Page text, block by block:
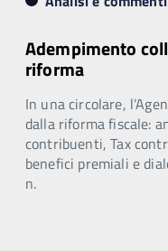
Adempimento
riforma
In una circolare,
dalla riforma fiscale:
contribuenti, Tax
benefici premiali e
n.